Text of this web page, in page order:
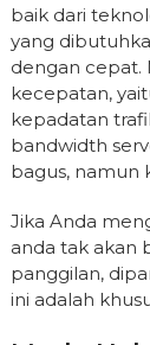
baik dari
yang
dengan cepat.
kecepatan,
kepadatan
bandwidth
bagus, namun
Jika Anda
anda tak akan
panggilan,
ini adalah